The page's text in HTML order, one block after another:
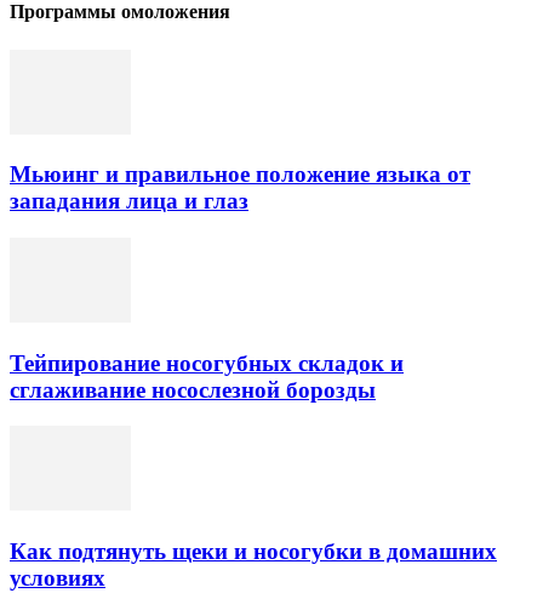
Программы омоложения
Мьюинг и правильное положение языка от
западания лица и глаз
Тейпирование носогубных складок и
сглаживание носослезной борозды
Как подтянуть щеки и носогубки в домашних
условиях